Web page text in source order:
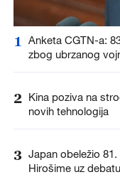
1
Anketa CGTN-a:
zbog ubrzanog
2 Kina poziva na
novih tehnologija
3 Japan obeležio
Hirošime uz